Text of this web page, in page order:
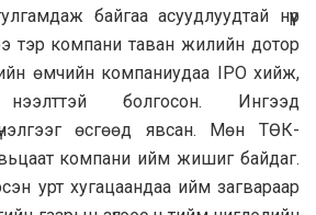
байгаа асуудлуудтай нүүр
тэр компани таван жилийн дотор
өмчийн компаниудаа IPO хийж,
болгосон. Ингээд
өсгөөд явсан. Мөн ТӨК-
компани ийм жишиг байдаг.
урт хугацаандаа ийм загвараар